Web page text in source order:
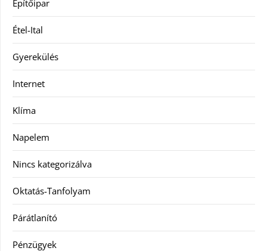
Építőipar
Étel-Ital
Gyerekülés
Internet
Klíma
Napelem
Nincs kategorizálva
Oktatás-Tanfolyam
Párátlanító
Pénzügyek